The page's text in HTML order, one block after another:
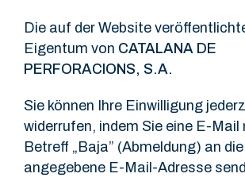
Die auf der Website
Eigentum von CATALANA DE
PERFORACIONS, S.A.
Sie können Ihre Einwilligung
widerrufen, indem Sie eine E-Mail
Betreff „Baja” (Abmeldung) an
angegebene E-Mail-Adresse